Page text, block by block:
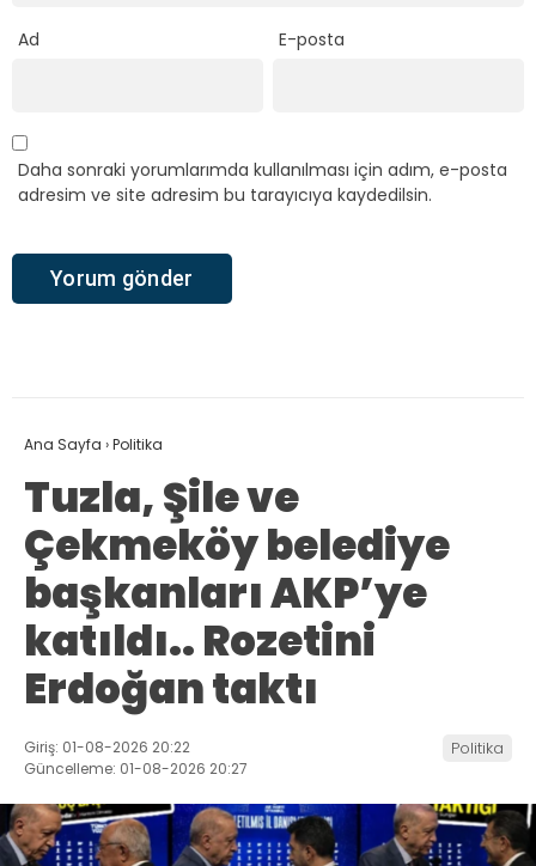
Ad E-posta
Daha sonraki yorumlarımda kullanılması için adım, e-posta
adresim ve site adresim bu tarayıcıya kaydedilsin.
Ana Sayfa ›Politika
Tuzla, Şile ve
Çekmeköy belediye
başkanları AKP’ye
katıldı.. Rozetini
Erdoğan taktı
Giriş: 01-08-2026 20:22
Güncelleme: 01-08-2026 20:27
Politika